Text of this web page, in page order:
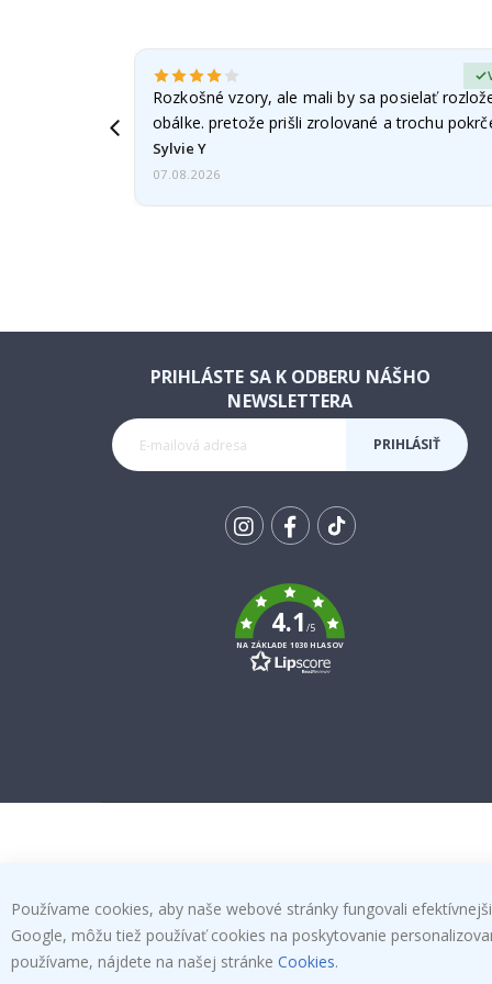
Rozkošné vzory, ale mali by sa posielať
obálke. pretože prišli zrolované a trochu
Sylvie Y
07.08.2026
PRIHLÁSTE SA K ODBERU NÁŠHO
NEWSLETTERA
PRIHLÁSIŤ
k
4.1/5
NA ZÁKLADE 1030 HLASOV
Používame cookies, aby naše webové stránky fungovali
Google, môžu tiež používať cookies na poskytovanie
používame, nájdete na našej stránke Cookies.